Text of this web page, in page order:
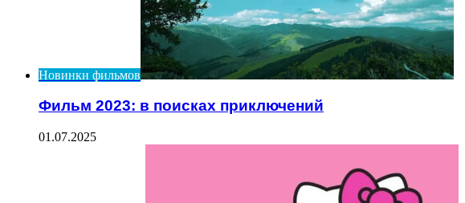
Новинки фильмов
Фильм 2023: в поисках приключений
01.07.2025